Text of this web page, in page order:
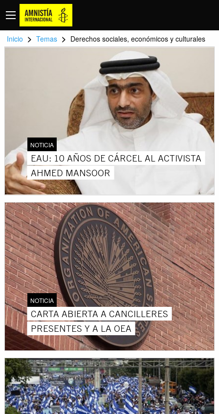
Inicio > Temas > Derechos sociales, económicos y culturales
NOTICIA
EAU: 10 AÑOS DE CÁRCEL AL ACTIVISTA
AHMED MANSOOR
NOTICIA
CARTA ABIERTA A CANCILLERES
PRESENTES Y A LA OEA